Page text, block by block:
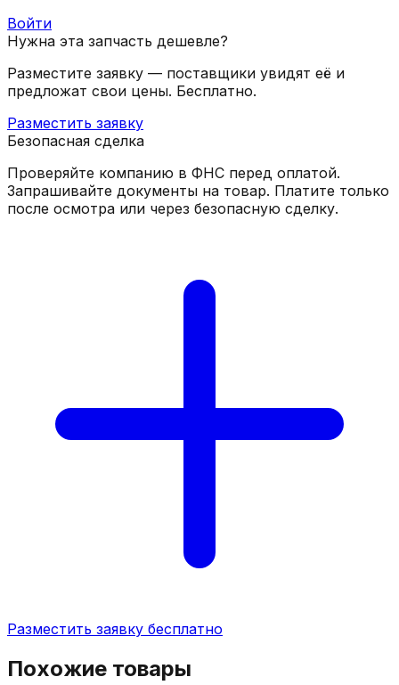
Войти
Нужна эта запчасть дешевле?
Разместите заявку — поставщики увидят её и
предложат свои цены. Бесплатно.
Разместить заявку
Безопасная сделка
Проверяйте компанию в ФНС перед оплатой.
Запрашивайте документы на товар. Платите только
после осмотра или через безопасную сделку.
Разместить заявку бесплатно
Похожие товары